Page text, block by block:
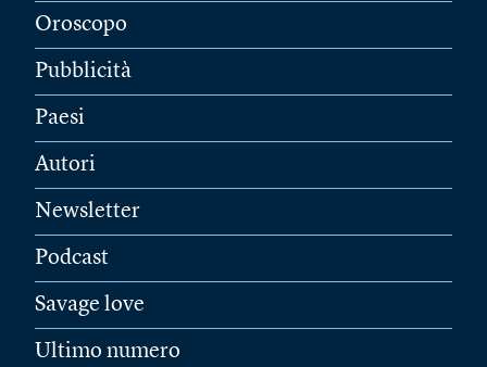
Oroscopo
Pubblicità
Paesi
Autori
Newsletter
Podcast
Savage love
Ultimo numero